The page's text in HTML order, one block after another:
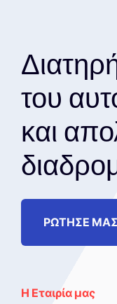
του
και
ΡΩΤΗΣΕ
Η Εταιρία μας